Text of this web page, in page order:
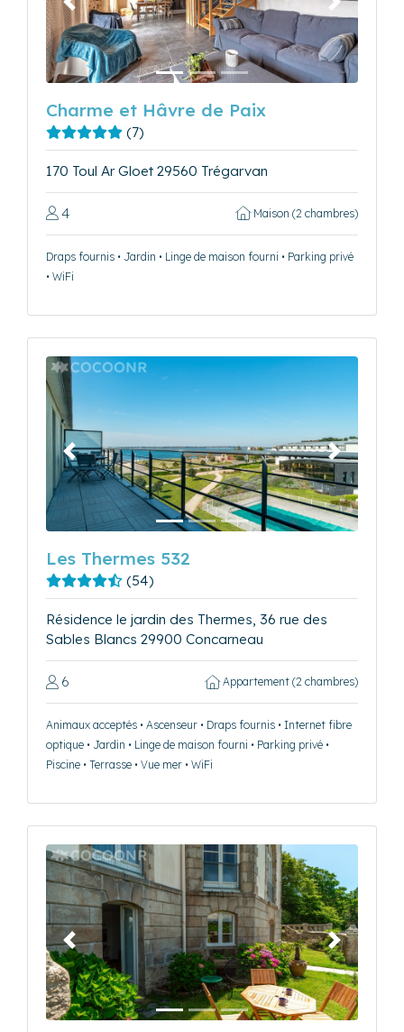
Précédent Suivant
Charme et Hâvre de Paix
(7)
170 Toul Ar Gloet 29560 Trégarvan
4 Maison (2 chambres)
Draps fournis • Jardin • Linge de maison fourni • Parking privé
• WiFi
Précédent Suivant
Les Thermes 532
(54)
Résidence le jardin des Thermes, 36 rue des
Sables Blancs 29900 Concarneau
6 Appartement (2 chambres)
Animaux acceptés • Ascenseur • Draps fournis • Internet fibre
optique • Jardin • Linge de maison fourni • Parking privé •
Piscine • Terrasse • Vue mer • WiFi
Précédent Suivant